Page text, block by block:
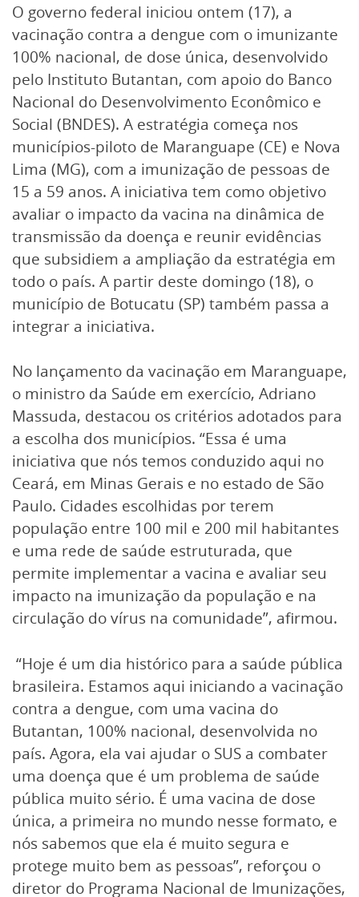
O governo federal iniciou ontem (17), a
vacinação contra a dengue com o imunizante
100% nacional, de dose única, desenvolvido
pelo Instituto Butantan, com apoio do Banco
Nacional do Desenvolvimento Econômico e
Social (BNDES). A estratégia começa nos
municípios-piloto de Maranguape (CE) e Nova
Lima (MG), com a imunização de pessoas de
15 a 59 anos. A iniciativa tem como objetivo
avaliar o impacto da vacina na dinâmica de
transmissão da doença e reunir evidências
que subsidiem a ampliação da estratégia em
todo o país. A partir deste domingo (18), o
município de Botucatu (SP) também passa a
integrar a iniciativa.
No lançamento da vacinação em Maranguape,
o ministro da Saúde em exercício, Adriano
Massuda, destacou os critérios adotados para
a escolha dos municípios. “Essa é uma
iniciativa que nós temos conduzido aqui no
Ceará, em Minas Gerais e no estado de São
Paulo. Cidades escolhidas por terem
população entre 100 mil e 200 mil habitantes
e uma rede de saúde estruturada, que
permite implementar a vacina e avaliar seu
impacto na imunização da população e na
circulação do vírus na comunidade”, afirmou.
“Hoje é um dia histórico para a saúde pública
brasileira. Estamos aqui iniciando a vacinação
contra a dengue, com uma vacina do
Butantan, 100% nacional, desenvolvida no
país. Agora, ela vai ajudar o SUS a combater
uma doença que é um problema de saúde
pública muito sério. É uma vacina de dose
única, a primeira no mundo nesse formato, e
nós sabemos que ela é muito segura e
protege muito bem as pessoas”, reforçou o
diretor do Programa Nacional de Imunizações,